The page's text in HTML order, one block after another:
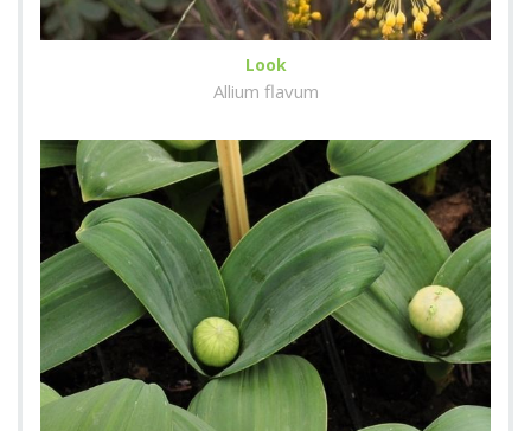
Look
Allium flavum